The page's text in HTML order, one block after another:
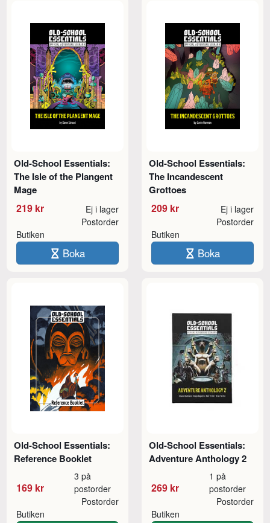
Old-School Essentials:
The Isle of the Plangent
Mage
219 kr Ej i lager
Butiken
Postorder
Boka
Old-School Essentials:
The Incandescent
Grottoes
209 kr Ej i lager
Butiken
Postorder
Boka
Old-School Essentials:
Reference Booklet
169 kr
3 på
postorder
Butiken
Postorder
Old-School Essentials:
Adventure Anthology 2
269 kr
1 på
postorder
Butiken
Postorder